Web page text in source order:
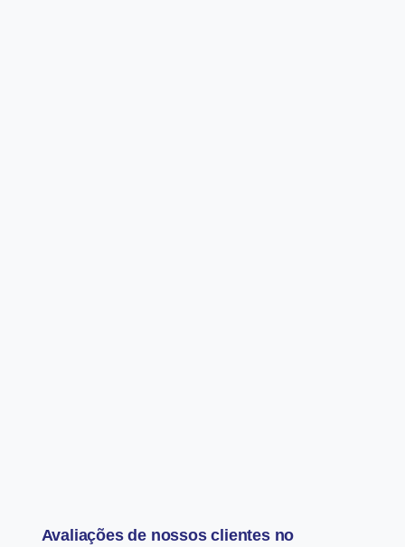
Avaliações de nossos clientes no